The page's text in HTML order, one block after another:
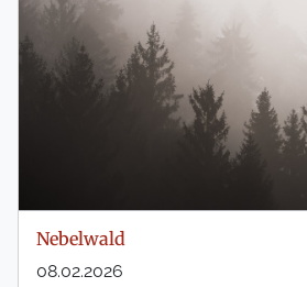
Nebelwald
08.02.2026